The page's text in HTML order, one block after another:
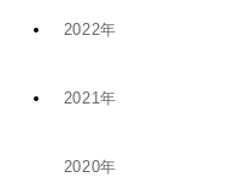
8月 (1)
6月 (1)
5月 (4)
1月 (1)
10月 (2)
8月 (5)
5月 (5)
2022年
12月 (9)
11月 (19)
2021年
12月 (1)
2020年